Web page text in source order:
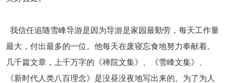
我信任追随雪峰导游是因为导游是家园最勤劳，每天工作量
最大，付出最多的一位。他每天在废寝忘食地努力奉献着。
几千篇文章，上千万字的《禅院文集》、《雪峰文集》、
《新时代人类八百理念》是没昼没夜地写出来的。为了为人